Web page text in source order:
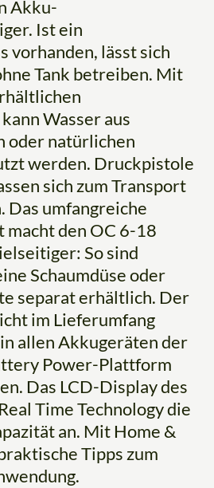
Akku-
Ist ein
vorhanden, lässt sich
Tank betreiben. Mit
Wasser aus
oder natürlichen
werden. Druckpistole
sich zum Transport
Das umfangreiche
macht den OC 6-18
So sind
Schaumdüse oder
separat erhältlich. Der
im Lieferumfang
allen Akkugeräten der
Power-Plattform
Das LCD-Display des
Time Technology die
an. Mit Home &
Tipps zum